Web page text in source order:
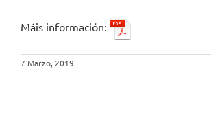
Máis información:
7 Marzo, 2019